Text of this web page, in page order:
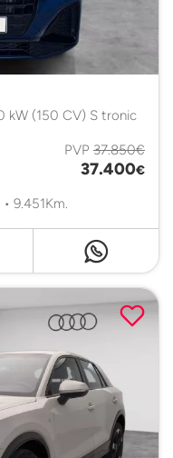
kW (150 CV) S tronic
PVP 37.850€
37.400€
9.451Km.